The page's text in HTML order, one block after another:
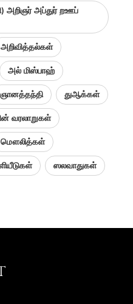
அறிஞர் அப்துர் றஊப்
அறிவித்தல்கள்
அல் மிஸ்பாஹ்
ஞானத்தந்தி துஆக்கள்
வரலாறுகள்
மௌலித்கள்
ஸலவாதுகள்